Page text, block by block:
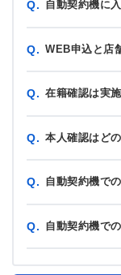
Q. 自動契約機に
Q. WEB申込と店
Q. 在籍確認は実
Q. 本人確認はど
Q. 自動契約機で
Q. 自動契約機で